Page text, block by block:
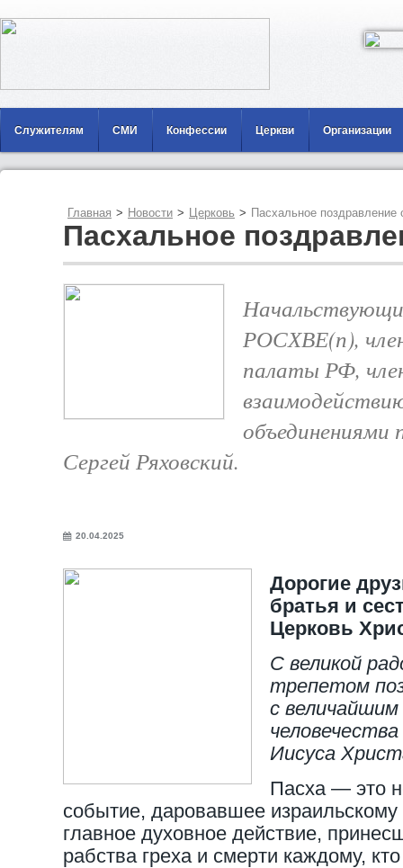
Служителям СМИ Конфессии Церкви Организации
Главная > Новости > Церковь > Пасхальное
Пасхальное
РОСХВЕ(п),
палаты РФ,
Сергей Ряховский.
20.04.2025
Дорогие
братья и
Церковь
С великой
трепетом
с
Иисуса
Пасха — это
событие, даровавшее
главное духовное действие,
рабства греха и смерти каждому,